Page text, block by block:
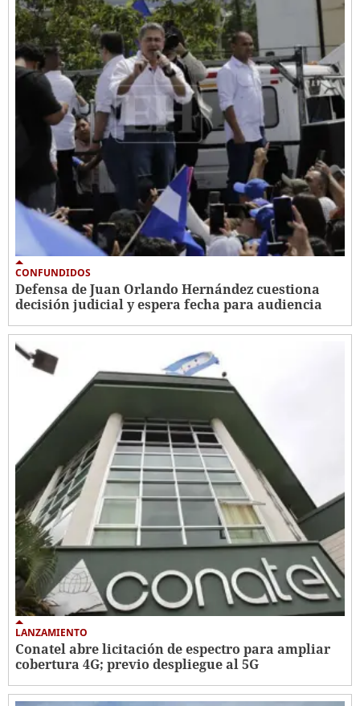
CONFUNDIDOS
Defensa de Juan Orlando Hernández cuestiona
decisión judicial y espera fecha para audiencia
LANZAMIENTO
Conatel abre licitación de espectro para ampliar
cobertura 4G; previo despliegue al 5G